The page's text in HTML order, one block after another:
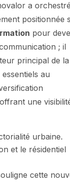
a orchestré
positionnée
pour
; il
principal de la
au
une
urbaine.
et le résidentiel
cette